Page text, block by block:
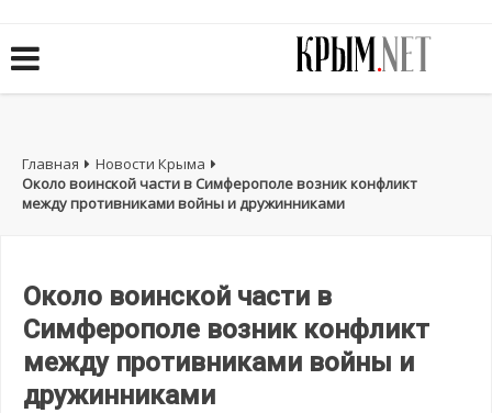
Главная
Новости Крыма
Около воинской части в Симферополе возник конфликт
между противниками войны и дружинниками
Около воинской части в
Симферополе возник конфликт
между противниками войны и
дружинниками